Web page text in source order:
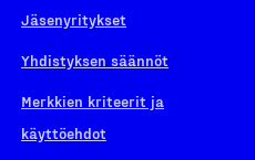
Jäsenyritykset
Yhdistyksen säännöt
Merkkien kriteerit ja
käyttöehdot